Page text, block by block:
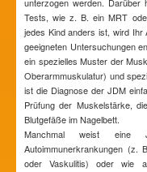
Tests, wie z. B. ein MRT
jedes Kind anders ist, wird
geeigneten Untersuchungen
ein spezielles Muster der
Oberarmmuskulatur) und
ist die Diagnose der JDM
Prüfung der Muskelstärke,
Blutgefäße im Nagelbett.
Manchmal weist eine
Autoimmunerkrankungen (z.
oder Vaskulitis) oder wie